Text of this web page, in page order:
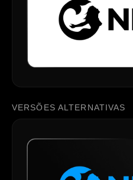
VERSÕES ALTERNATIVAS